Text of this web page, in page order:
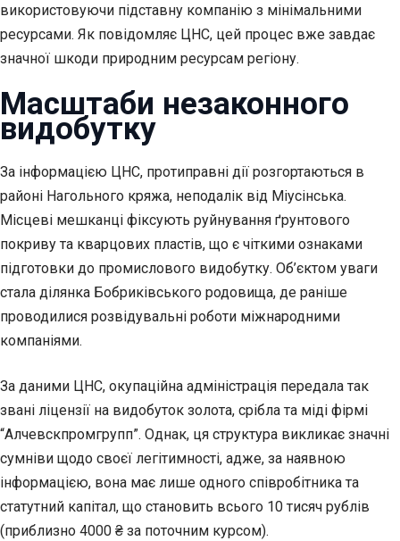
використовуючи підставну компанію з мінімальними
ресурсами. Як повідомляє ЦНС, цей процес вже завдає
значної шкоди природним ресурсам регіону.
Масштаби незаконного
видобутку
За інформацією ЦНС, протиправні дії розгортаються в
районі Нагольного кряжа, неподалік від Міусінська.
Місцеві мешканці фіксують руйнування ґрунтового
покриву та кварцових пластів, що є чіткими ознаками
підготовки до промислового видобутку. Об’єктом уваги
стала ділянка Бобриківського родовища, де раніше
проводилися розвідувальні роботи міжнародними
компаніями.
За даними ЦНС, окупаційна адміністрація передала так
звані ліцензії на видобуток золота, срібла та міді фірмі
“Алчевскпромгрупп”. Однак, ця структура викликає значні
сумніви щодо своєї легітимності, адже, за наявною
інформацією, вона має лише одного співробітника та
статутний капітал, що становить всього 10 тисяч рублів
(приблизно 4000 ₴ за поточним курсом).